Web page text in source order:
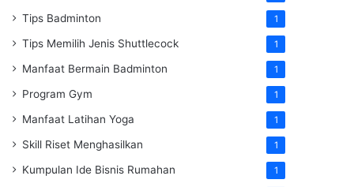
Tips Badminton 1
Tips Memilih Jenis Shuttlecock 1
Manfaat Bermain Badminton 1
Program Gym 1
Manfaat Latihan Yoga 1
Skill Riset Menghasilkan 1
Kumpulan Ide Bisnis Rumahan 1